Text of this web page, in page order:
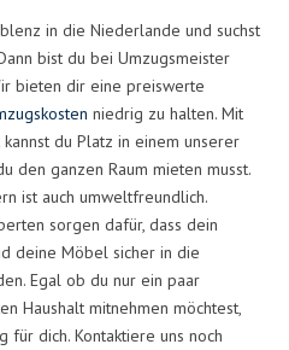
in die Niederlande und suchst
bist du bei Umzugsmeister
bieten dir eine preiswerte
niedrig zu halten. Mit
du Platz in einem unserer
den ganzen Raum mieten musst.
ist auch umweltfreundlich.
sorgen dafür, dass dein
deine Möbel sicher in die
Egal ob du nur ein paar
Haushalt mitnehmen möchtest,
für dich. Kontaktiere uns noch